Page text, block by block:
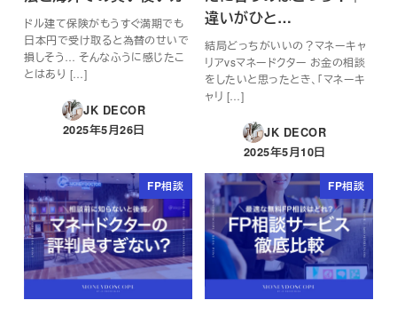
ドル建て保険がもうすぐ満期でも
日本円で受け取ると為替のせいで
損しそう… そんなふうに感じたこ
とはあり […]
JK DECOR
投稿日
2025年5月26日
違いがひと…
結局どっちがいいの？マネーキャ
リアvsマネードクター お金の相談
をしたいと思ったとき、「マネーキ
ャリ […]
JK DECOR
投稿日
2025年5月10日
FP相談 FP相談